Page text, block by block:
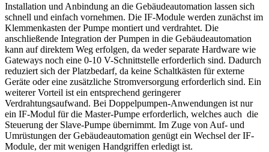
Installation und Anbindung an die Gebäudeautomation lassen sich
schnell und einfach vornehmen. Die IF-Module werden zunächst im
Klemmenkasten der Pumpe montiert und verdrahtet. Die
anschließende Integration der Pumpen in die Gebäudeautomation
kann auf direktem Weg erfolgen, da weder separate Hardware wie
Gateways noch eine 0-10 V-Schnittstelle erforderlich sind. Dadurch
reduziert sich der Platzbedarf, da keine Schaltkästen für externe
Geräte oder eine zusätzliche Stromversorgung erforderlich sind. Ein
weiterer Vorteil ist ein entsprechend geringerer
Verdrahtungsaufwand. Bei Doppelpumpen-Anwendungen ist nur
ein IF-Modul für die Master-Pumpe erforderlich, welches auch die
Steuerung der Slave-Pumpe übernimmt. Im Zuge von Auf- und
Umrüstungen der Gebäudeautomation genügt ein Wechsel der IF-
Module, der mit wenigen Handgriffen erledigt ist.